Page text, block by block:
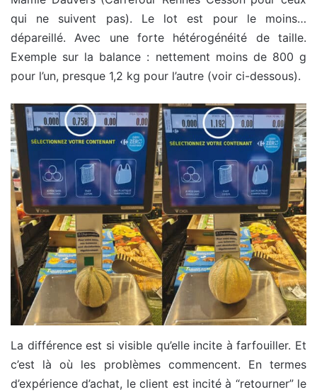
qui ne suivent pas). Le lot est pour le moins…
dépareillé. Avec une forte hétérogénéité de taille.
Exemple sur la balance : nettement moins de 800 g
pour l’un, presque 1,2 kg pour l’autre (voir ci-dessous).
La différence est si visible qu’elle incite à farfouiller. Et
c’est là où les problèmes commencent. En termes
d’expérience d’achat, le client est incité à “retourner” le